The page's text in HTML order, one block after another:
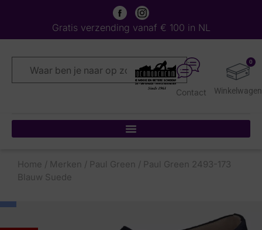
Gratis verzending vanaf € 100 in NL
0
Contact
Home / Merken / Paul Green / Paul Green 2493-173
Blauw Suede